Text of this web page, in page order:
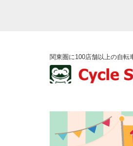
関東圏に100店舗以上の自転